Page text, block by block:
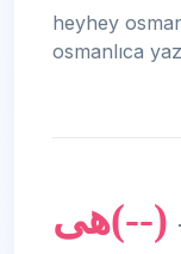
heyhey
osmanlıca
هی‌(--)